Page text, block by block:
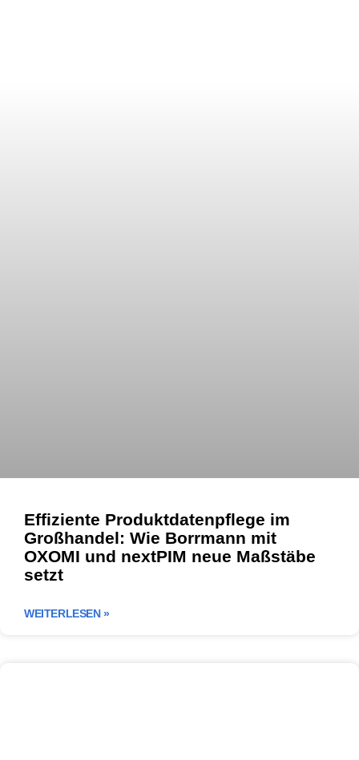
Effiziente Produktdatenpflege im
Großhandel: Wie Borrmann mit
OXOMI und nextPIM neue Maßstäbe
setzt
WEITERLESEN »